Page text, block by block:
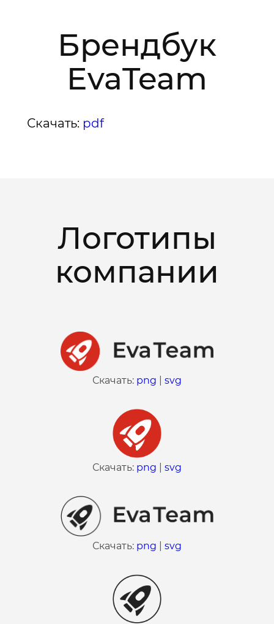
Брендбук
EvaTeam
Скачать: pdf
Логотипы
компании
Скачать: png svg
Скачать: png svg
Скачать: png svg